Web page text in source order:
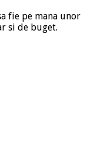
fie pe mana unor
si de buget.